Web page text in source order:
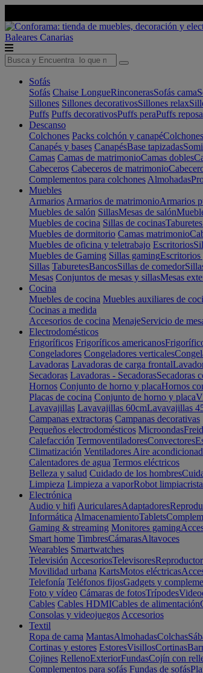
Baleares Canarias
Sofás
Sofás Chaise LongueRinconerasSofás cama
Sillones Sillones decorativosSillones relax
Puffs Puffs decorativosPuffs peraPuffs
Descanso
Colchones Packs colchón y canapé
Canapés y bases CanapésBase tapizadas
Camas Camas de matrimonioCamas dobles
Cabeceros Cabeceros de matrimonio
Complementos para colchones Almohadas
Muebles
Armarios Armarios de matrimonioArmarios
Muebles de salón SillasMesas de salón
Muebles de cocina Sillas de cocinas
Muebles de dormitorio Camas matrimonio
Muebles de oficina y teletrabajo Escritorios
Muebles de Gaming Sillas gamingEscritorios
Sillas TaburetesBancosSillas de comedor
Mesas Conjuntos de mesas y sillasMesas
Cocina
Muebles de cocina Muebles auxiliares de
Cocinas a medida
Accesorios de cocina MenajeServicio de
Electrodomésticos
Frigoríficos Frigoríficos americanos
Congeladores Congeladores verticales
Lavadoras Lavadoras de carga frontal
Secadoras Lavadoras - SecadorasSecadoras
Hornos Conjunto de horno y placaHornos
Placas de cocina Conjunto de horno y placa
Lavavajillas Lavavajillas 60cmLavavajillas
Campanas extractoras Campanas decorativas
Pequeños electrodomésticos Microondas
Calefacción TermoventiladoresConvectores
Climatización Ventiladores Aire
Calentadores de agua Termos eléctricos
Belleza y salud Cuidado de los hombres
Limpieza Limpieza a vaporRobot
Electrónica
Audio y hifi AuricularesAdaptadores
Informática AlmacenamientoTablets
Gaming & streaming Monitores gaming
Smart home TimbresCámarasAltavoces
Wearables Smartwatches
Televisión AccesoriosTelevisores
Movilidad urbana KartsMotos eléctricas
Telefonía Teléfonos fijosGadgets y
Foto y vídeo Cámaras de fotosTrípodes
Cables Cables HDMICables de alimentación
Consolas y videojuegos Accesorios
Textil
Ropa de cama MantasAlmohadasColchas
Cortinas y estores EstoresVisillosCortinas
Cojines RellenoExteriorFundasCojín con
Complementos para sofás Fundas de sofás